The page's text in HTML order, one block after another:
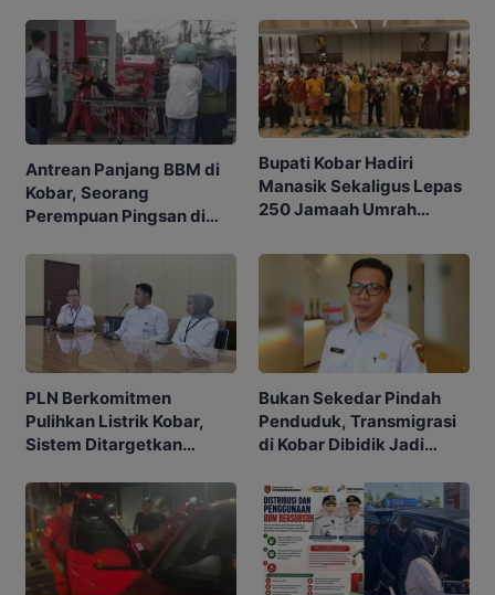
Antrean Panjang BBM di
Kobar, Seorang
Perempuan Pingsan di
Bupati Kobar Hadiri
Manasik Sekaligus Lepas
250 Jamaah Umrah
PLN Berkomitmen
Pulihkan Listrik Kobar,
Sistem Ditargetkan
Bukan Sekedar Pindah
Penduduk, Transmigrasi
di Kobar Dibidik Jadi